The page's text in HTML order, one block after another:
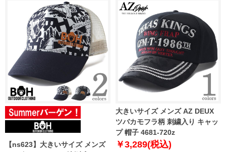
【ns623】大きいサイズ メンズ
大きいサイズ メンズ AZ DEUX
ツバカモフラ柄 刺繍入り キャッ
プ 帽子 4681-720z
￥3,289(税込)